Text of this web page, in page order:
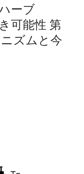
ーブ
可能性 第
ズムと今